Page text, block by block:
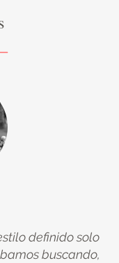
definido solo
buscando,